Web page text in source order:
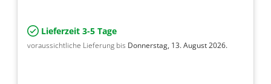
Lieferzeit 3-5 Tage
voraussichtliche Lieferung bis Donnerstag, 13. August 2026.